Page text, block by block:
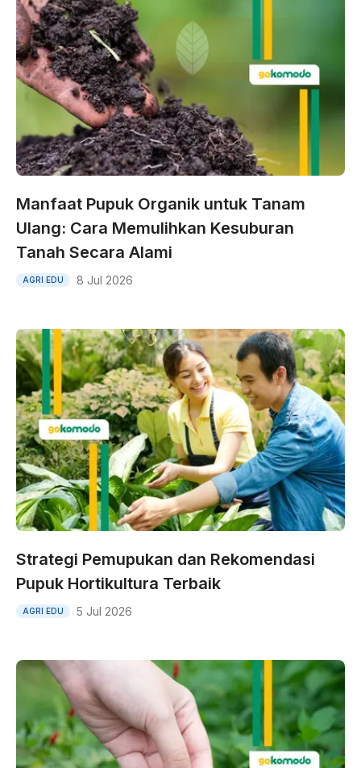
Manfaat Pupuk Organik untuk Tanam
Ulang: Cara Memulihkan Kesuburan
Tanah Secara Alami
AGRI EDU 8 Jul 2026
Strategi Pemupukan dan Rekomendasi
Pupuk Hortikultura Terbaik
AGRI EDU 5 Jul 2026